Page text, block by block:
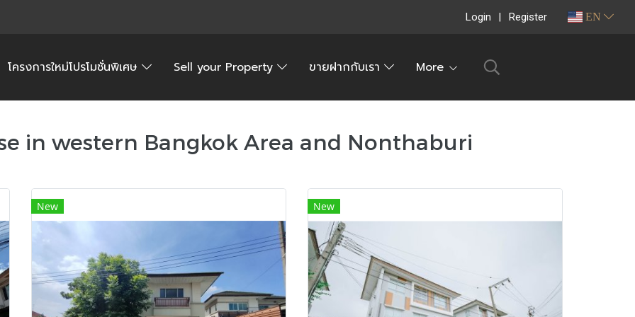
Login Register EN
โครงการใหม่โปรโมชั่นพิเศษ Sell your Property ขายฝากกับเรา More
in western Bangkok Area and Nonthaburi
New New